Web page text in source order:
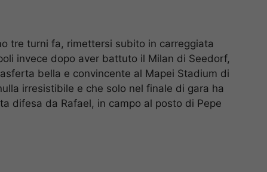
tre turni fa, rimettersi subito in carreggiata
invece dopo aver battuto il Milan di Seedorf,
bella e convincente al Mapei Stadium di
irresistibile e che solo nel finale di gara ha
difesa da Rafael, in campo al posto di Pepe